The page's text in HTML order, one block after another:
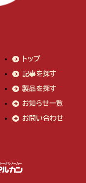
トップ
記事を探す
製品を探す
お知らせ一覧
お問い合わせ